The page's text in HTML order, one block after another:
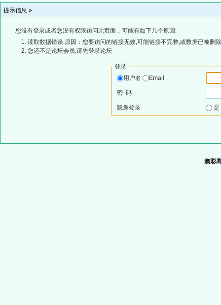
提示信息 »
您没有登录或者您没有权限访问此页面，可能有如下几个原因:
读取数据错误,原因：您要访问的链接无效,可能链接不完整,或数据已被删
您还不是论坛会员,请先登录论坛
登录
用户名
Email
密 码
隐身登录
澳彩